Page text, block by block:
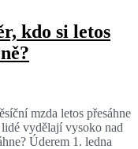
kdo si letos
mzda letos přesáhne
vydělají vysoko nad
Úderem 1. ledna